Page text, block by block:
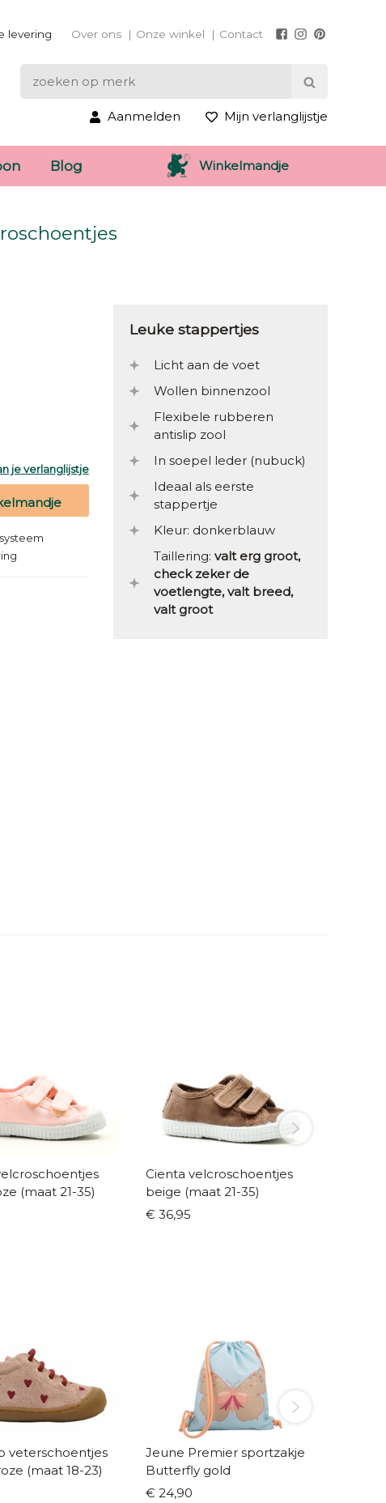
levering Over ons Onze winkel Contact
Aanmelden Mijn verlanglijstje
Blog Winkelmandje
je verlanglijstje
Leuke stappertjes
Licht aan de voet
Wollen binnenzool
Flexibele rubberen
antislip zool
In soepel leder (nubuck)
Ideaal als eerste
stappertje
Kleur: donkerblauw
Taillering: valt erg groot,
check zeker de
voetlengte, valt breed,
valt groot
(maat 21-35)
Cienta velcroschoentjes
beige (maat 21-35)
€ 36,95
veterschoentjes
(maat 18-23)
Jeune Premier sportzakje
Butterfly gold
€ 24,90